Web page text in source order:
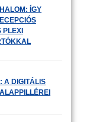
ÍGY
PLEXI
A DIGITÁLIS